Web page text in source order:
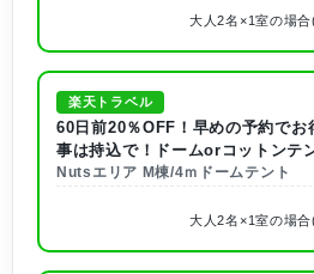
大人2名×1室の場合
楽天トラベル
60日前20％OFF！早めの予約でお
事は持込で！ドームorコットンテ
Nutsエリア M棟/4ｍドームテント
大人2名×1室の場合